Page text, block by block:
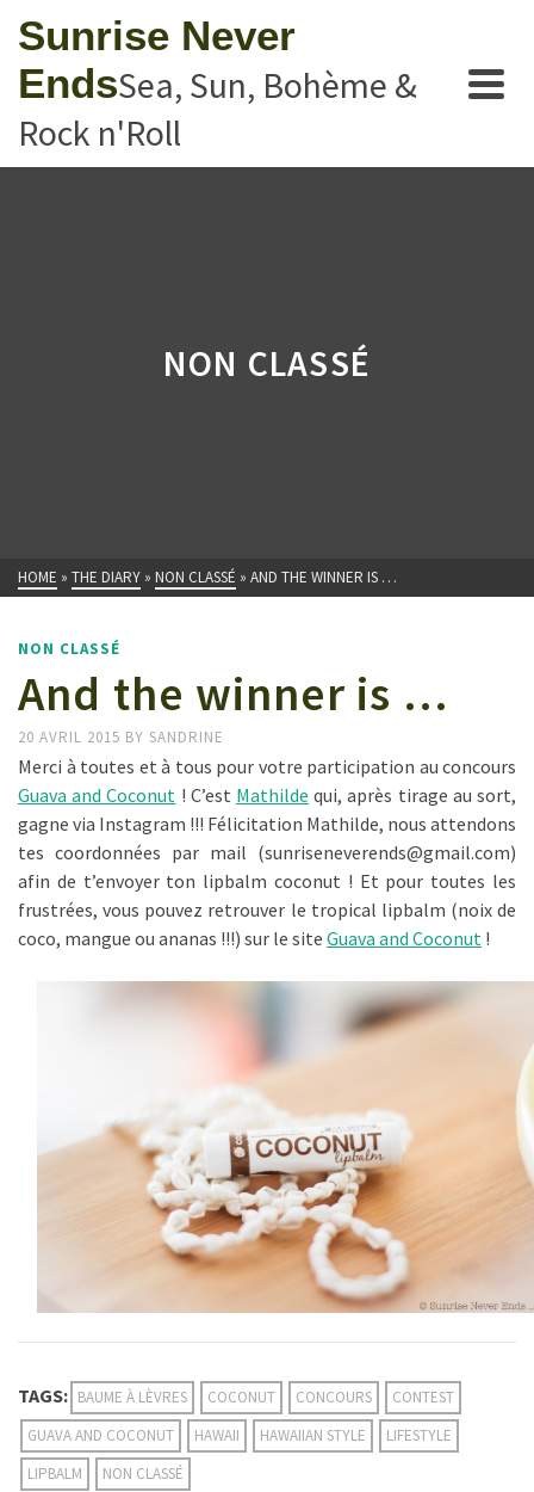
Sunrise Never
EndsSea, Sun, Bohème &
Rock n'Roll
NON CLASSÉ
HOME » THE DIARY » NON CLASSÉ » AND THE WINNER IS …
NON CLASSÉ
And the winner is …
20 AVRIL 2015 BY SANDRINE
Merci à toutes et à tous pour votre participation au concours
Guava and Coconut ! C’est Mathilde qui, après tirage au sort,
gagne via Instagram !!! Félicitation Mathilde, nous attendons
tes coordonnées par mail (sunriseneverends@gmail.com)
afin de t’envoyer ton lipbalm coconut ! Et pour toutes les
frustrées, vous pouvez retrouver le tropical lipbalm (noix de
coco, mangue ou ananas !!!) sur le site Guava and Coconut !
TAGS: BAUME À LÈVRES COCONUT CONCOURS
CONTEST
GUAVA AND COCONUT
HAWAII HAWAIIAN STYLE
LIFESTYLE
LIPBALM
NON CLASSÉ